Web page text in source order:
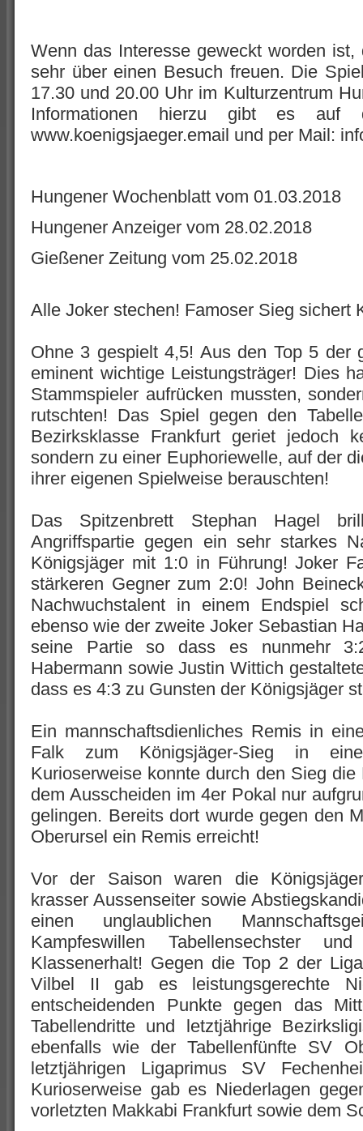
Wenn das Interesse geweckt worden
sehr über einen Besuch freuen. Die
17.30 und 20.00 Uhr im Kulturzentrum
Informationen hierzu gibt es auf
www.koenigsjaeger.email und per Mail:
Hungener Wochenblatt vom 01.03.2018
Hungener Anzeiger vom 28.02.2018
Gießener Zeitung vom 25.02.2018
Alle Joker stechen! Famoser Sieg sichert
Ohne 3 gespielt 4,5! Aus den Top 5 der
eminent wichtige Leistungsträger! Dies
Stammspieler aufrücken mussten,
rutschten! Das Spiel gegen den
Bezirksklasse Frankfurt geriet jedoch
sondern zu einer Euphoriewelle, auf der
ihrer eigenen Spielweise berauschten!
Das Spitzenbrett Stephan Hagel
Angriffspartie gegen ein sehr starkes
Königsjäger mit 1:0 in Führung! Joker
stärkeren Gegner zum 2:0! John
Nachwuchstalent in einem Endspiel
ebenso wie der zweite Joker Sebastian
seine Partie so dass es nunmehr
Habermann sowie Justin Wittich
dass es 4:3 zu Gunsten der Königsjäger
Ein mannschaftsdienliches Remis in
Falk zum Königsjäger-Sieg in
Kurioserweise konnte durch den Sieg
dem Ausscheiden im 4er Pokal nur
gelingen. Bereits dort wurde gegen den
Oberursel ein Remis erreicht!
Vor der Saison waren die
krasser Aussenseiter sowie
einen unglaublichen
Kampfeswillen Tabellensechster
Klassenerhalt! Gegen die Top 2 der
Vilbel II gab es leistungsgerechte
entscheidenden Punkte gegen das
Tabellendritte und letztjährige
ebenfalls wie der Tabellenfünfte SV
letztjährigen Ligaprimus SV
Kurioserweise gab es Niederlagen
vorletzten Makkabi Frankfurt sowie dem